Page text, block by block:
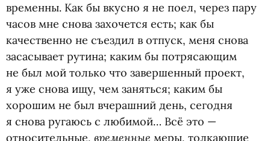
временны. Как бы вкусно я не поел, через пару
часов мне снова захочется есть; как бы
качественно не съездил в отпуск, меня снова
засасывает рутина; каким бы потрясающим
не был мой только что завершенный проект,
я уже снова ищу, чем заняться; каким бы
хорошим не был вчерашний день, сегодня
я снова ругаюсь с любимой… Всё это —
относительные, временные меры, толкающие